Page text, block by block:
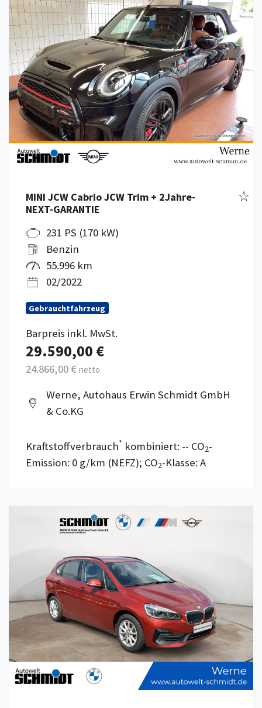
MINI JCW Cabrio JCW Trim + 2Jahre-
NEXT-GARANTIE
231 PS (170 kW)
Benzin
55.996 km
02/2022
Gebrauchtfahrzeug
Barpreis inkl. MwSt.
29.590,00 €
24.866,00 € netto
Werne, Autohaus Erwin Schmidt GmbH
& Co.KG
Kraftstoffverbrauch* kombiniert: -- CO2-
Emission: 0 g/km (NEFZ); CO2-Klasse: A